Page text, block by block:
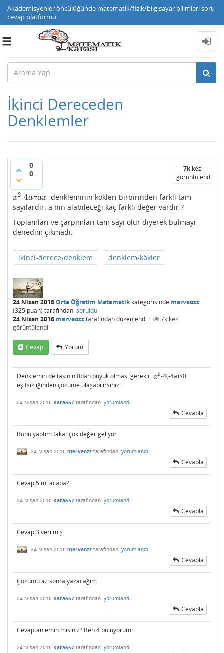
Akademisyenler öncülüğünde matematik/fizik/bilgisayar bilimleri soru
cevap platformu
Toggle
İkinci Dereceden
Denklemler
0
0
7kkez
görüntülendi
x2
x2-4a
4a=ax
ax
denkleminin kökleri birbirinden farklı tam
sayılardır. a nın alabileceği kaç farklı değer vardır ?
Toplamları ve çarpımları tam sayı olur diyerek bulmayı
denedim çıkmadı.
ikinci-derece-denklem denklem-kökler
24 Nisan 2016Orta Öğretim Matematikkategorisinde merveozz
(325 puan) tarafından soruldu
24 Nisan 2016 merveozztarafındandüzenlendi | 7k kez
görüntülendi
Cevap Yorum
Denklemin deltasının 0dan büyük olması gerekir. a2
a2-4(-4a)>0
eşitsizliğinden çözüme ulaşabilirsiniz.
24 Nisan 2016 Kara657 tarafından yorumlandı
Cevapla
Bunu yaptım fakat çok değer geliyor
24 Nisan 2016 merveozz tarafından yorumlandı
Cevapla
Cevap 5 mi acaba?
24 Nisan 2016 Kara657 tarafından yorumlandı
Cevapla
Cevap 3 verilmiş
24 Nisan 2016 merveozz tarafından yorumlandı
Cevapla
Çözümü az sonra yazacağım.
24 Nisan 2016 Kara657 tarafından yorumlandı
Cevapla
Cevaptan emin misiniz? Ben 4 buluyorum.
24 Nisan 2016 Kara657 tarafından yorumlandı